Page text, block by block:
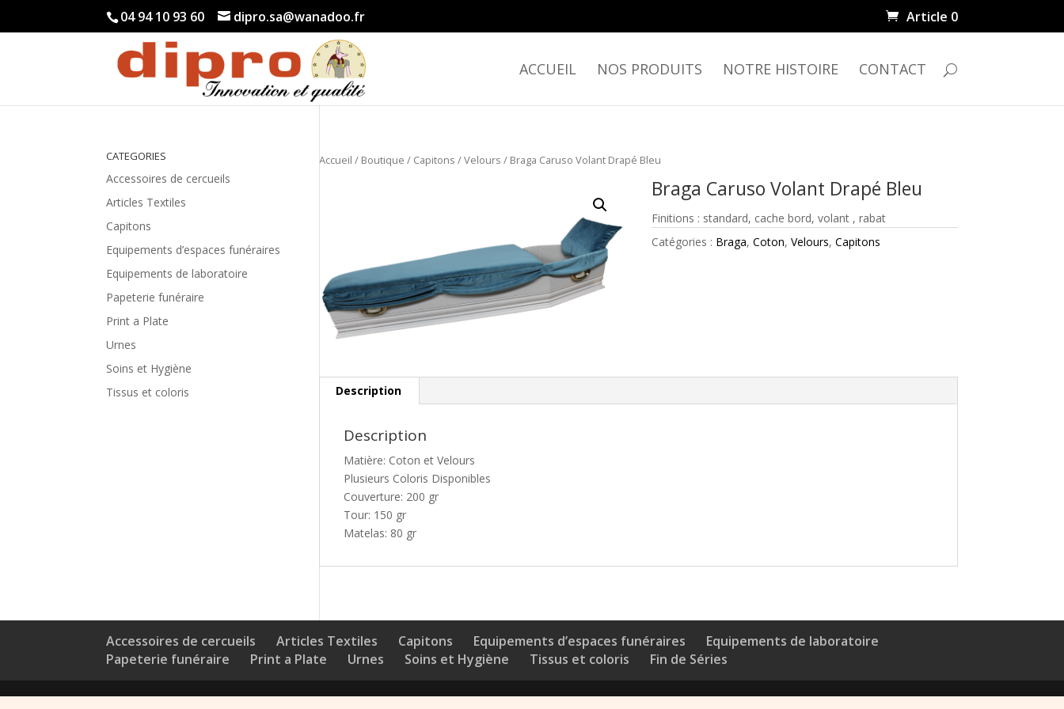
04 94 10 93 60 dipro.sa@wanadoo.fr Article 0
ACCUEIL NOS PRODUITS NOTRE HISTOIRE CONTACT
Accueil / Boutique / Capitons /Velours / Braga Caruso Volant Drapé Bleu
Braga Caruso Volant Drapé Bleu
Finitions : standard, cache bord, volant , rabat
Catégories : Braga, Coton, Velours, Capitons
Description
Description
Matière: Coton et Velours
Plusieurs Coloris Disponibles
Couverture: 200 gr
Tour: 150 gr
Matelas: 80 gr
CATEGORIES
Accessoires de cercueils
Articles Textiles
Capitons
Equipements d’espaces funéraires
Equipements de laboratoire
Papeterie funéraire
Print a Plate
Urnes
Soins et Hygiène
Tissus et coloris
Accessoires de cercueils Articles Textiles Capitons Equipements d’espaces funéraires
Equipements de laboratoire
Papeterie funéraire
Print a Plate Urnes Soins et Hygiène Tissus et coloris Fin de Séries